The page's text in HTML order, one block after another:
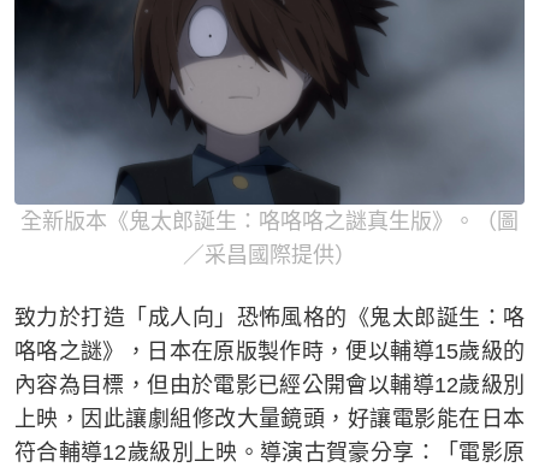
全新版本《鬼太郎誕生：咯咯咯之謎真生版》。（圖
／采昌國際提供）
致力於打造「成人向」恐怖風格的《鬼太郎誕生：咯
咯咯之謎》，日本在原版製作時，便以輔導15歲級的
內容為目標，但由於電影已經公開會以輔導12歲級別
上映，因此讓劇組修改大量鏡頭，好讓電影能在日本
符合輔導12歲級別上映。導演古賀豪分享：「電影原